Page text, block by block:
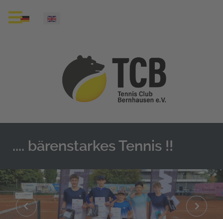
Select your language
.... bärenstarkes Tennis !!